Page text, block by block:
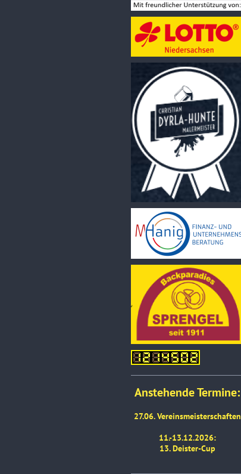
Anstehende Termine:
27.06. Vereinsmeisterschaften
11.-13.12.2026:
13. Deister-Cup